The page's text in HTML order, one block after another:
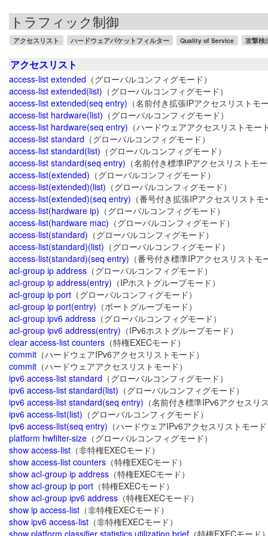
トラフィック制御
アクセスリスト ハードウェアパケットフィルター Quality of Service 攻撃検
アクセスリスト
access-list extended （グローバルコンフィグモード）
access-list extended(list) （グローバルコンフィグモード）
access-list extended(seq entry) （名前付き拡張IPアクセスリストモー
access-list hardware(list) （グローバルコンフィグモード）
access-list hardware(seq entry) （ハードウェアアクセスリストモード
access-list standard （グローバルコンフィグモード）
access-list standard(list) （グローバルコンフィグモード）
access-list standard(seq entry) （名前付き標準IPアクセスリストモー
access-list(extended) （グローバルコンフィグモード）
access-list(extended)(list) （グローバルコンフィグモード）
access-list(extended)(seq entry) （番号付き拡張IPアクセスリストモ
access-list(hardware ip) （グローバルコンフィグモード）
access-list(hardware mac) （グローバルコンフィグモード）
access-list(standard) （グローバルコンフィグモード）
access-list(standard)(list) （グローバルコンフィグモード）
access-list(standard)(seq entry) （番号付き標準IPアクセスリストモ
acl-group ip address （グローバルコンフィグモード）
acl-group ip address(entry) （IPホストグループモード）
acl-group ip port （グローバルコンフィグモード）
acl-group ip port(entry) （ポートグループモード）
acl-group ipv6 address （グローバルコンフィグモード）
acl-group ipv6 address(entry) （IPv6ホストグループモード）
clear access-list counters （特権EXECモード）
commit （ハードウェアIPv6アクセスリストモード）
commit （ハードウェアアクセスリストモード）
ipv6 access-list standard （グローバルコンフィグモード）
ipv6 access-list standard(list) （グローバルコンフィグモード）
ipv6 access-list standard(seq entry) （名前付き標準IPv6アクセスリ
ipv6 access-list(list) （グローバルコンフィグモード）
ipv6 access-list(seq entry) （ハードウェアIPv6アクセスリストモード
platform hwfilter-size （グローバルコンフィグモード）
show access-list （非特権EXECモード）
show access-list counters （特権EXECモード）
show acl-group ip address （特権EXECモード）
show acl-group ip port （特権EXECモード）
show acl-group ipv6 address （特権EXECモード）
show ip access-list （非特権EXECモード）
show ipv6 access-list （非特権EXECモード）